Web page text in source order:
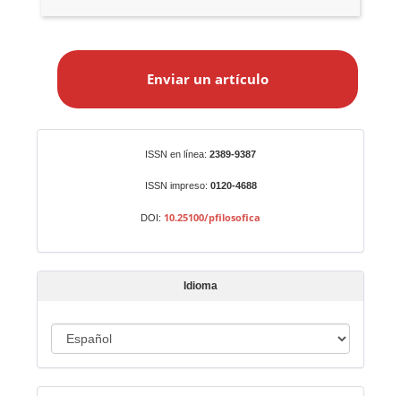
a
t
í
o
Enviar un artículo
ISSN en línea: 2389-9387
ISSN impreso: 0120-4688
DOI: 10.25100/pfilosofica
Idioma
d